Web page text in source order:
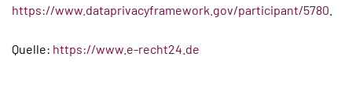
https://www.dataprivacyframework.gov/participant/5780
Quelle: https://www.e-recht24.de